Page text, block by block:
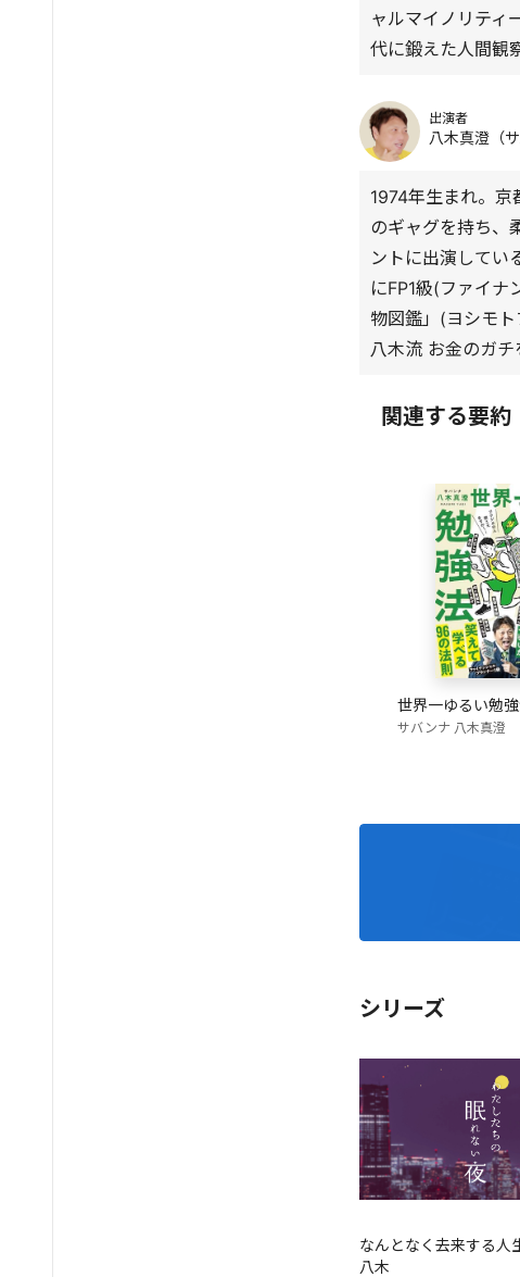
ャルマイノリティ
代に鍛えた人間観
出演者
八木真澄（サ
1974年生まれ。
のギャグを持ち、
ントに出演してい
にFP1級(ファイナ
物図鑑」(ヨシモ
八木流 お金のガチ
関連する要約
世界一ゆるい勉
サバンナ 八木真澄
シリーズ
なんとなく去来する人
八木